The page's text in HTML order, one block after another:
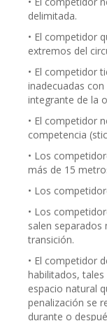
delimitada.
• El competidor
extremos del
• El competidor
inadecuadas
integrante de la
• El competidor
competencia
• Los
más de 15
• Los
• Los
salen
transición.
• El competidor
habilitados,
espacio natural
penalización se
durante o